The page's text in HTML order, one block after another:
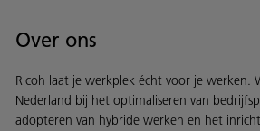
Over ons
Ricoh laat je werkplek écht voor je werken.
Nederland bij het optimaliseren van
adopteren van hybride werken en het